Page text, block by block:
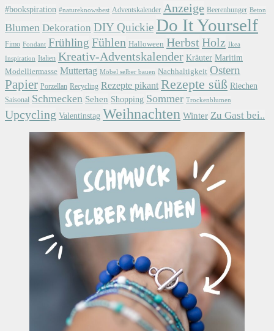
#bookspiration #natureknowsbest Adventskalender Anzeige Beerenhunger Beton
Blumen Dekoration DIY Quickie Do It Yourself
Fimo Fondant Frühling Fühlen Halloween Herbst Holz Ikea
Inspiration Italien Kreativ-Adventskalender Kräuter Maritim
Modelliermasse Muttertag Möbel selber bauen Nachhaltigkeit Ostern
Papier Porzellan Recycling Rezepte pikant Rezepte süß Riechen
Saisonal Schmecken Sehen Shopping Sommer Trockenblumen
Upcycling Valentinstag Weihnachten Winter Zu Gast bei..